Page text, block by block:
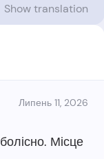
Show translation
Липень 11, 2026
Місце